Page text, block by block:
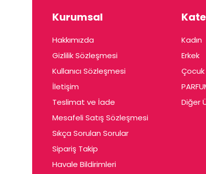
Kurumsal
Hakkımızda
Gizlilik Sözleşmesi
Kullanıcı Sözleşmesi
İletişim
Teslimat ve İade
Mesafeli Satış Sözleşmesi
Sıkça Sorulan Sorular
Sipariş Takip
Havale Bildirimleri
Kadın
Erkek
Çocuk
Diğer